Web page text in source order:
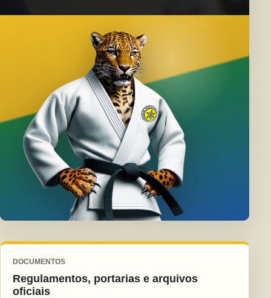
DOCUMENTOS
Regulamentos, portarias e arquivos
oficiais